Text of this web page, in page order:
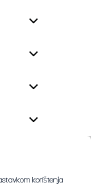
korištenja